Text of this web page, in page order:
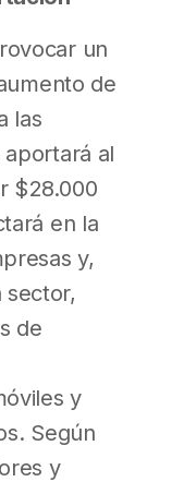
un
de
las
al
$28.000
en la
y,
sector,
de
y
Según
y